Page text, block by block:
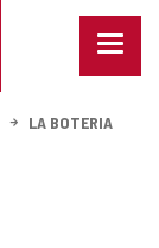
Menu
LA BOTERIA